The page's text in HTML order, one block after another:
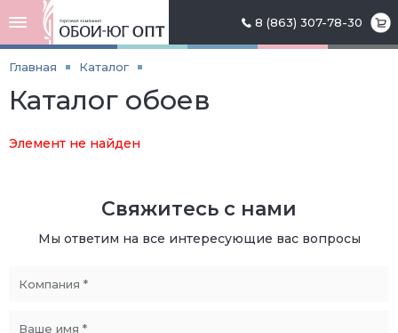
8 (863) 307-78-30
Главная Каталог
Каталог обоев
Элемент не найден
Свяжитесь с нами
Мы ответим на все интересующие вас вопросы